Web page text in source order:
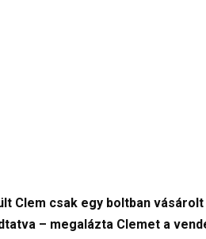
Clem csak egy boltban
– megalázta Clemet a